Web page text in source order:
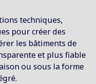
techniques,
pour créer des
les bâtiments de
et plus fiable
ou sous la forme